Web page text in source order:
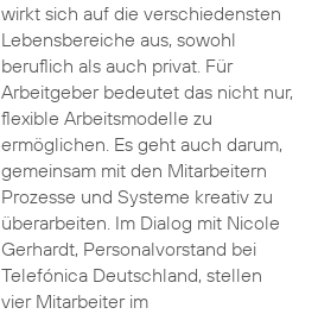
wirkt sich auf die verschiedensten
Lebensbereiche aus, sowohl
beruflich als auch privat. Für
Arbeitgeber bedeutet das nicht nur,
flexible Arbeitsmodelle zu
ermöglichen. Es geht auch darum,
gemeinsam mit den Mitarbeitern
Prozesse und Systeme kreativ zu
überarbeiten. Im Dialog mit Nicole
Gerhardt, Personalvorstand bei
Telefónica Deutschland, stellen
vier Mitarbeiter im